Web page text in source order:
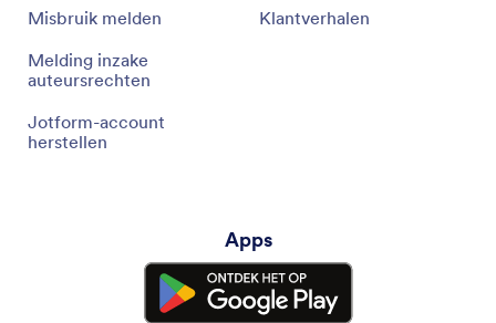
Misbruik melden
Melding inzake
auteursrechten
Jotform-account
herstellen
Klantverhalen
Apps